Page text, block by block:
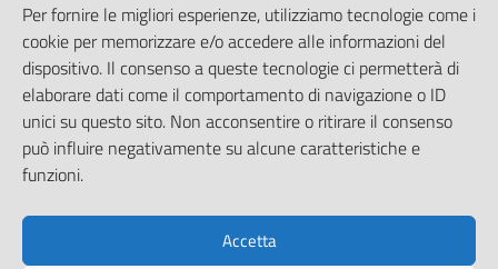
Per fornire le migliori esperienze, utilizziamo tecnologie come i
cookie per memorizzare e/o accedere alle informazioni del
dispositivo. Il consenso a queste tecnologie ci permetterà di
elaborare dati come il comportamento di navigazione o ID
unici su questo sito. Non acconsentire o ritirare il consenso
può influire negativamente su alcune caratteristiche e
funzioni.
Accetta
Amministrazione trasparente
Informativa privacy
Note legali
Dichiarazione di accessibilità
Piano di miglioramento del sito
SEGUICI SU